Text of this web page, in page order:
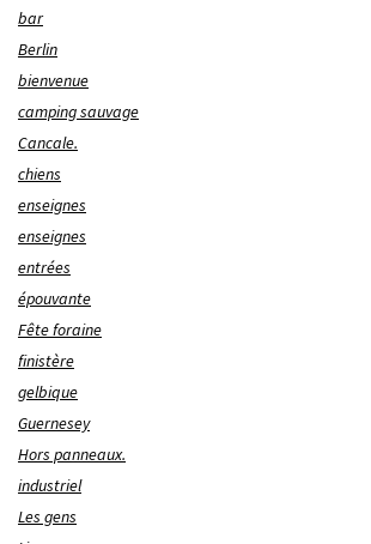
bar
Berlin
bienvenue
camping sauvage
Cancale.
chiens
enseignes
enseignes
entrées
épouvante
Fête foraine
finistère
gelbique
Guernesey
Hors panneaux.
industriel
Les gens